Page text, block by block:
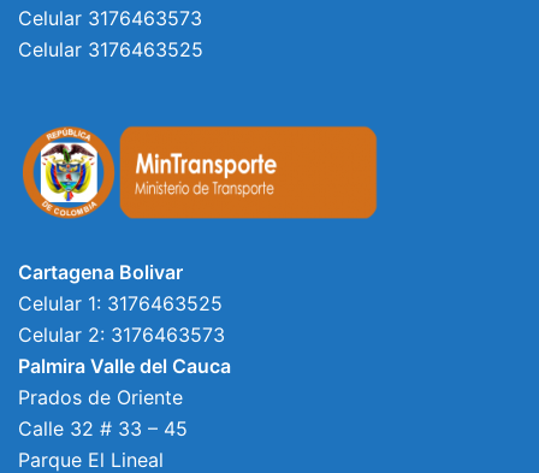
Celular 3176463573
Celular 3176463525
Cartagena Bolivar
Celular 1: 3176463525
Celular 2: 3176463573
Palmira Valle del Cauca
Prados de Oriente
Calle 32 # 33 – 45
Parque El Lineal